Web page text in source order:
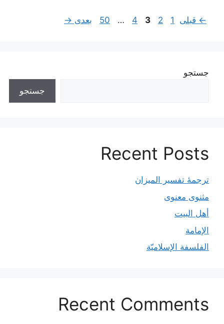
ناوبری
← قبلی برگه
1 برگه
2 برگه
3 برگه
4
… برگه
50 بعدی →
جستجو
جستجو
Recent Posts
ترجمۀ تفسیر المیزان
مثنوی معنوی
أهل البيت
الإمامة
الفلسفة الإسلاميّة
Recent Comments